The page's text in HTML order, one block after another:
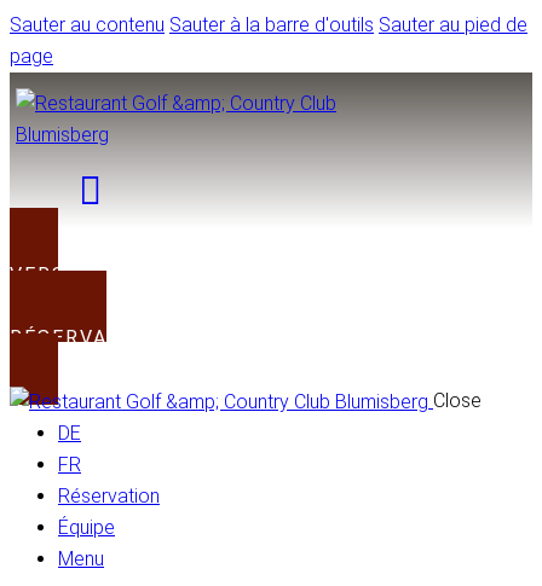
Sauter au contenu Sauter à la barre d'outils Sauter au pied de
page
VERS LE CLUB
RÉSERVATION
Close
DE
FR
Réservation
Équipe
Menu